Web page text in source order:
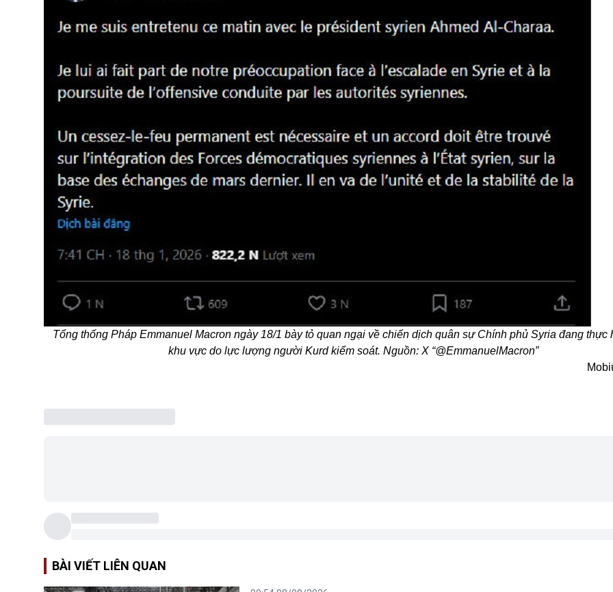
Tổng thống Pháp Emmanuel Macron ngày 18/1 bày tỏ quan ngại về chiến dịch quân sự Chính phủ Syria đang thực
khu vực do lực lượng người Kurd kiểm soát. Nguồn: X “@EmmanuelMacron”
BÀI VIẾT LIÊN QUAN